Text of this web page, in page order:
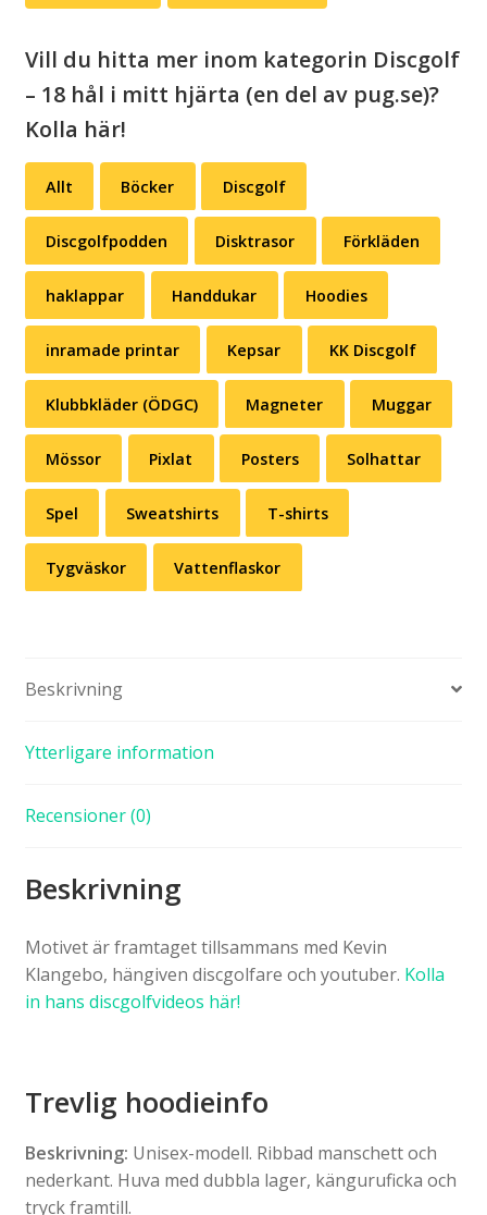
Vill du hitta mer inom kategorin Discgolf
– 18 hål i mitt hjärta (en del av pug.se)?
Kolla här!
Allt Böcker Discgolf
Discgolfpodden Disktrasor Förkläden
haklappar Handdukar Hoodies
inramade printar Kepsar KK Discgolf
Klubbkläder (ÖDGC) Magneter Muggar
Mössor Pixlat Posters Solhattar
Spel Sweatshirts T-shirts
Tygväskor Vattenflaskor
Beskrivning
Ytterligare information
Recensioner (0)
Beskrivning
Motivet är framtaget tillsammans med Kevin
Klangebo, hängiven discgolfare och youtuber. Kolla
in hans discgolfvideos här!
Trevlig hoodieinfo
Beskrivning: Unisex-modell. Ribbad manschett och
nederkant. Huva med dubbla lager, känguruficka och
tryck framtill.